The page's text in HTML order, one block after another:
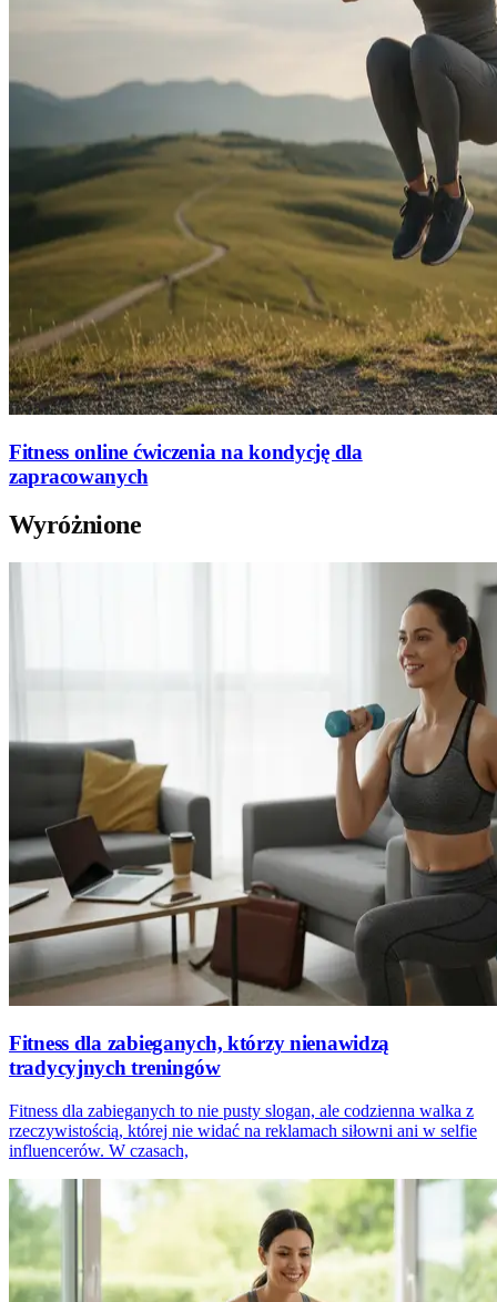
Fitness online ćwiczenia na kondycję dla
zapracowanych
Wyróżnione
Fitness dla zabieganych, którzy nienawidzą
tradycyjnych treningów
Fitness dla zabieganych to nie pusty slogan, ale codzienna walka z
rzeczywistością, której nie widać na reklamach siłowni ani w selfie
influencerów. W czasach,